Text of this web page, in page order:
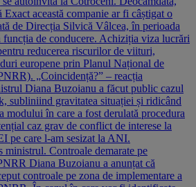
această companie ar fi câștigat o
de Direcția Silvică Vâlcea, în perioada
funcția de conducere. Achiziția viza lucrări
reducerea riscurilor de viituri,
europene prin Planul Național de
„Coincidență?” – reacția
Diana Buzoianu a făcut public cazul
subliniind gravitatea situației și ridicând
modului în care a fost derulată procedura
caz grav de conflict de interese la
pe care l-am sesizat la ANI.
ministrul. Controale demarate pe
Diana Buzoianu a anunțat că
controale pe zona de implementare a